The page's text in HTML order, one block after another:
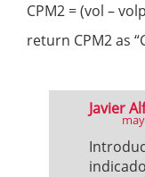
CPM2 = (vol –
return CPM2 as
Javier